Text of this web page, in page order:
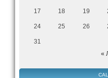
17 18 19
24 25 26
31
«